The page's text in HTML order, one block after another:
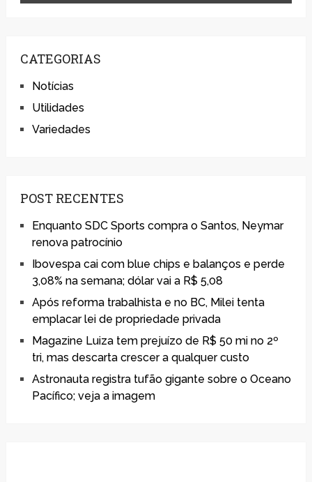
CATEGORIAS
Notícias
Utilidades
Variedades
POST RECENTES
Enquanto SDC Sports compra o Santos, Neymar
renova patrocínio
Ibovespa cai com blue chips e balanços e perde
3,08% na semana; dólar vai a R$ 5,08
Após reforma trabalhista e no BC, Milei tenta
emplacar lei de propriedade privada
Magazine Luiza tem prejuízo de R$ 50 mi no 2º
tri, mas descarta crescer a qualquer custo
Astronauta registra tufão gigante sobre o Oceano
Pacífico; veja a imagem